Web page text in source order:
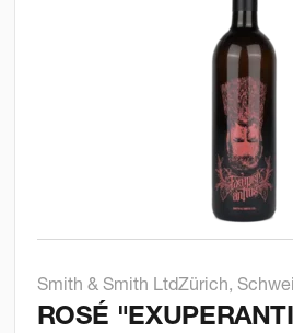
Smith & Smith LtdZürich,
ROSÉ